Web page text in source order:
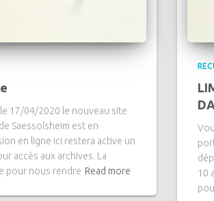
17/04/2020 le nouveau site
Saessolsheim est en
en ligne ici restera active un
accès aux archives. La
pour nous rendre Read more
10